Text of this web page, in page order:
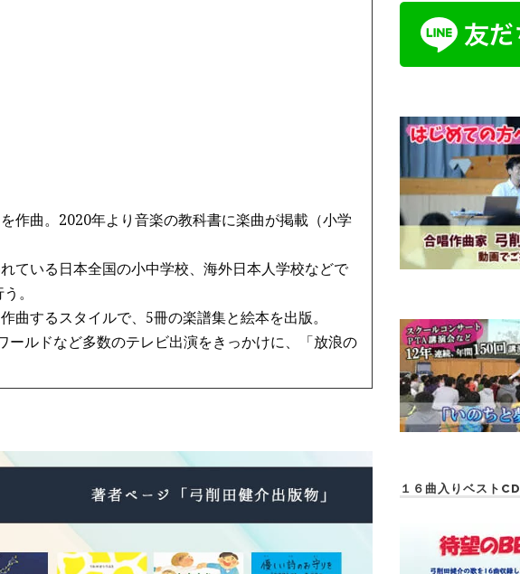
作曲。2020年より音楽の教科書に楽曲が掲載（小学
ている日本全国の小中学校、海外日本人学校などで
。
曲するスタイルで、5冊の楽譜集と絵本を出版。
ルドなど多数のテレビ出演をきっかけに、「放浪の
１６曲入りベストCD